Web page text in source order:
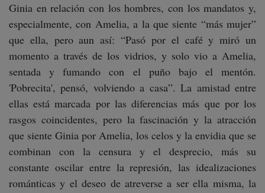
Ginia en relación con los hombres, con los mandatos y,
especialmente, con Amelia, a la que siente “más mujer”
que ella, pero aun así: “Pasó por el café y miró un
momento a través de los vidrios, y solo vio a Amelia,
sentada y fumando con el puño bajo el mentón.
'Pobrecita', pensó, volviendo a casa”. La amistad entre
ellas está marcada por las diferencias más que por los
rasgos coincidentes, pero la fascinación y la atracción
que siente Ginia por Amelia, los celos y la envidia que se
combinan con la censura y el desprecio, más su
constante oscilar entre la represión, las idealizaciones
románticas y el deseo de atreverse a ser ella misma, la